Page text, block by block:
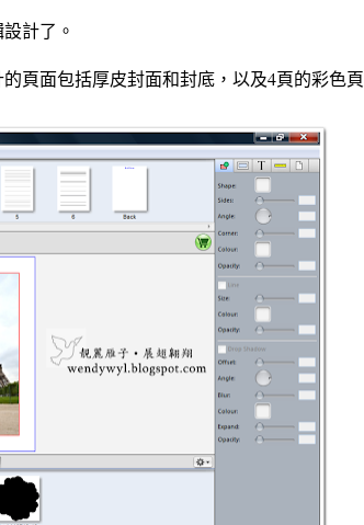
計了。
頁面包括厚皮封面和封底，以及4頁的彩色頁